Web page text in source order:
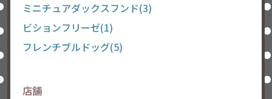
ミニチュアダックスフンド(3)
ビションフリーゼ(1)
フレンチブルドッグ(5)
店舗